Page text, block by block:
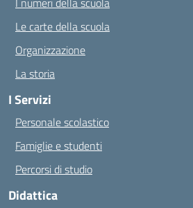
Le carte della scuola
Organizzazione
La storia
I Servizi
Personale scolastico
Famiglie e studenti
Percorsi di studio
Didattica